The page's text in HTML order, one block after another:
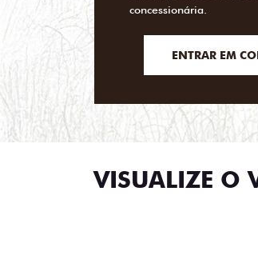
concessionária.
ENTRAR EM
VISUALIZE O